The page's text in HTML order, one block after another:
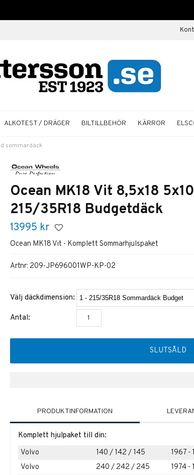
ALKOTEST / DRÄGER BILTILLBEHÖR KÄRROR
sommardäck
Ocean MK18 Vit 8,5x18
215/35R18 Budgetdäck
13995 kr
Ocean MK18 Vit - Komplett Sommarhjulspaket
Artnr: 209-JP696001WP-KP-02
Välj däckdimension:
Antal:
SLUTSÅLD
PRODUKTINFORMATION
Komplett hjulpaket till din:
Volvo
140 / 142 / 145
1967 -
Volvo
240 / 242 / 245
1974 -